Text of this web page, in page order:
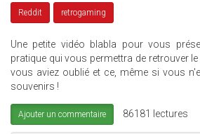
Reddit retrogaming
Une petite vidéo blabla pour vous
pratique qui vous permettra de retrouver
vous aviez oublié et ce, même si vous
souvenirs !
Ajouter un commentaire 86181 lectures